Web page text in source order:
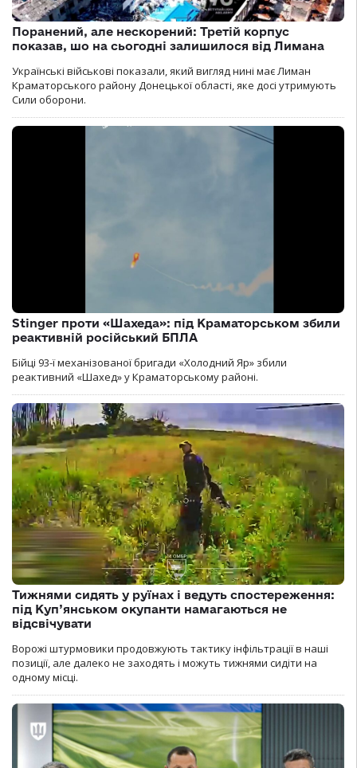
Поранений, але нескорений: Третій корпус
показав, шо на сьогодні залишилося від Лимана
Українські військові показали, який вигляд нині має Лиман
Краматорського району Донецької області, яке досі утримують
Сили оборони.
Stinger проти «Шахеда»: під Краматорськом збили
реактивній російський БПЛА
Бійці 93-ї механізованої бригади «Холодний Яр» збили
реактивний «Шахед» у Краматорському районі.
Тижнями сидять у руїнах і ведуть спостереження:
під Куп’янськом окупанти намагаються не
відсвічувати
Ворожі штурмовики продовжують тактику інфільтрації в наші
позиції, але далеко не заходять і можуть тижнями сидіти на
одному місці.